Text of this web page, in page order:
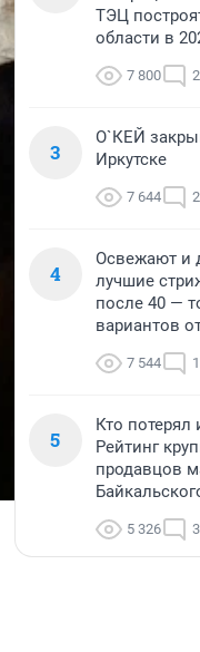
ТЭЦ
области в
7 800
3
О`КЕЙ
Иркутске
7 644
4
Освежают и
лучшие
после 40 —
вариантов
7 544 1
5
Кто потерял
Рейтинг
продавцов
5 326 3